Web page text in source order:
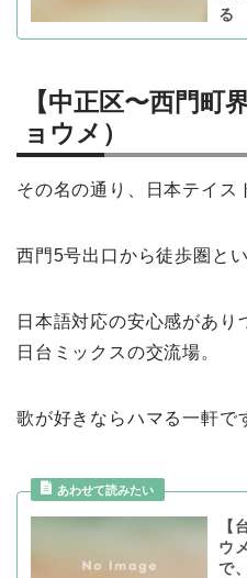
る
【中正区〜西門町
ョウメ）
その名の通り、日本テイス
西門5号出口から徒歩圏と
日本語対応の安心感があり
日台ミックスの交流場。
歌が好きならハマる一軒で
【
ウ
で